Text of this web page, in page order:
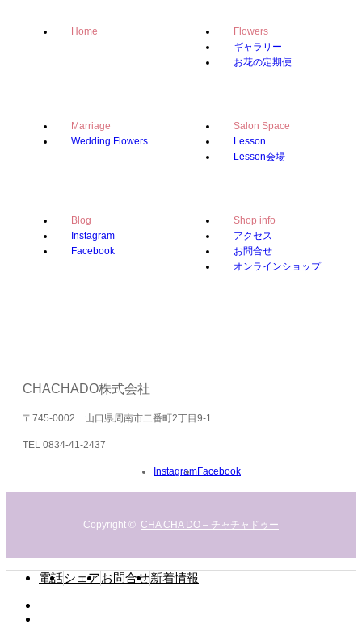
Home
Flowers
ギャラリー
お花の定期便
Marriage
Wedding Flowers
Salon Space
Lesson
Lesson会場
Blog
Instagram
Facebook
Shop info
アクセス
お問合せ
オンラインショップ
CHACHADO株式会社
〒745-0002 山口県周南市二番町2丁目9-1
TEL 0834-41-2437
Facebook
Instagram
Copyright © CHA CHA DO – チャチャドゥー
電話シェアお問合せ新着情報